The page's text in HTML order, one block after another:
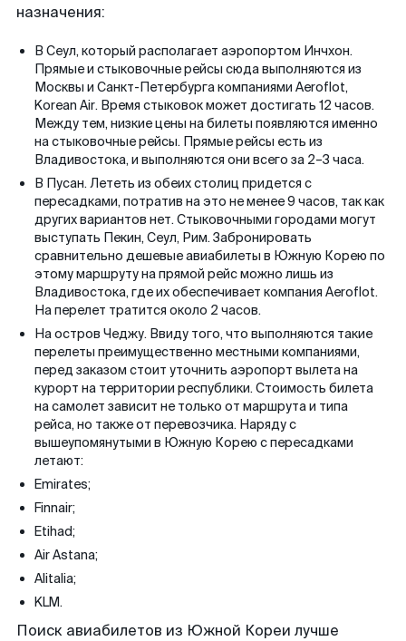
назначения:
В Сеул, который располагает аэропортом Инчхон.
Прямые и стыковочные рейсы сюда выполняются из
Москвы и Санкт-Петербурга компаниями Aeroflot,
Korean Air. Время стыковок может достигать 12 часов.
Между тем, низкие цены на билеты появляются именно
на стыковочные рейсы. Прямые рейсы есть из
Владивостока, и выполняются они всего за 2–3 часа.
В Пусан. Лететь из обеих столиц придется с
пересадками, потратив на это не менее 9 часов, так как
других вариантов нет. Стыковочными городами могут
выступать Пекин, Сеул, Рим. Забронировать
сравнительно дешевые авиабилеты в Южную Корею по
этому маршруту на прямой рейс можно лишь из
Владивостока, где их обеспечивает компания Aeroflot.
На перелет тратится около 2 часов.
На остров Чеджу. Ввиду того, что выполняются такие
перелеты преимущественно местными компаниями,
перед заказом стоит уточнить аэропорт вылета на
курорт на территории республики. Стоимость билета
на самолет зависит не только от маршрута и типа
рейса, но также от перевозчика. Наряду с
вышеупомянутыми в Южную Корею с пересадками
летают:
Emirates;
Finnair;
Etihad;
Air Astana;
Alitalia;
KLM.
Поиск авиабилетов из Южной Кореи лучше